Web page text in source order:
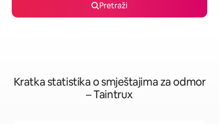
Pretraži
Kratka statistika o smještajima za odmor
– Taintrux